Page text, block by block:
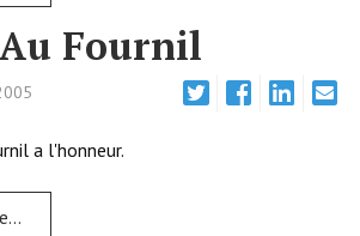
Fournil
a l'honneur.